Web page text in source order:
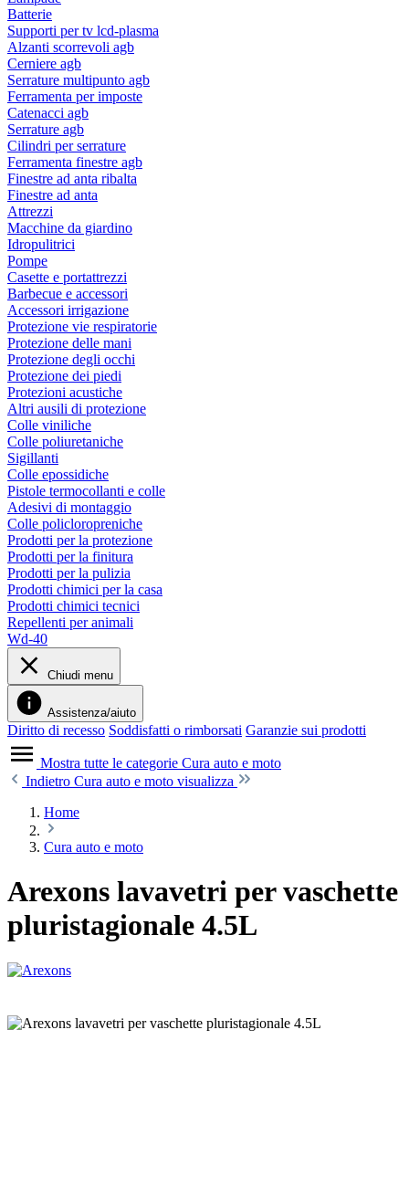
Batterie
Supporti per tv lcd-plasma
Alzanti scorrevoli agb
Cerniere agb
Serrature multipunto agb
Ferramenta per imposte
Catenacci agb
Serrature agb
Cilindri per serrature
Ferramenta finestre agb
Finestre ad anta ribalta
Finestre ad anta
Attrezzi
Macchine da giardino
Idropulitrici
Pompe
Casette e portattrezzi
Barbecue e accessori
Accessori irrigazione
Protezione vie respiratorie
Protezione delle mani
Protezione degli occhi
Protezione dei piedi
Protezioni acustiche
Altri ausili di protezione
Colle viniliche
Colle poliuretaniche
Sigillanti
Colle epossidiche
Pistole termocollanti e colle
Adesivi di montaggio
Colle policloropreniche
Prodotti per la protezione
Prodotti per la finitura
Prodotti per la pulizia
Prodotti chimici per la casa
Prodotti chimici tecnici
Repellenti per animali
Wd-40
Chiudi menu
Assistenza/aiuto
Diritto di recesso Soddisfatti o rimborsati Garanzie sui prodotti
Mostra tutte le categorie Cura auto e moto
Indietro Cura auto e moto visualizza
Home
Cura auto e moto
Arexons lavavetri per vaschette
pluristagionale 4.5L